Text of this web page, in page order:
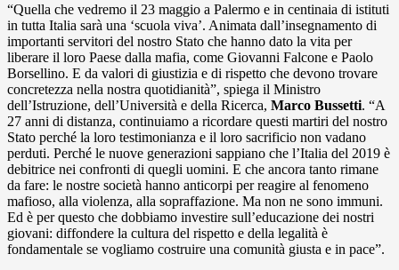
“Quella che vedremo il 23 maggio a Palermo e in centinaia di istituti
in tutta Italia sarà una ‘scuola viva’. Animata dall’insegnamento di
importanti servitori del nostro Stato che hanno dato la vita per
liberare il loro Paese dalla mafia, come Giovanni Falcone e Paolo
Borsellino. E da valori di giustizia e di rispetto che devono trovare
concretezza nella nostra quotidianità”, spiega il Ministro
dell’Istruzione, dell’Università e della Ricerca, Marco Bussetti. “A
27 anni di distanza, continuiamo a ricordare questi martiri del nostro
Stato perché la loro testimonianza e il loro sacrificio non vadano
perduti. Perché le nuove generazioni sappiano che l’Italia del 2019 è
debitrice nei confronti di quegli uomini. E che ancora tanto rimane
da fare: le nostre società hanno anticorpi per reagire al fenomeno
mafioso, alla violenza, alla sopraffazione. Ma non ne sono immuni.
Ed è per questo che dobbiamo investire sull’educazione dei nostri
giovani: diffondere la cultura del rispetto e della legalità è
fondamentale se vogliamo costruire una comunità giusta e in pace”.